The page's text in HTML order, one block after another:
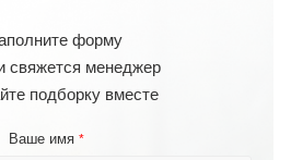
форму
свяжется менеджер
подборку вместе
Ваше имя *